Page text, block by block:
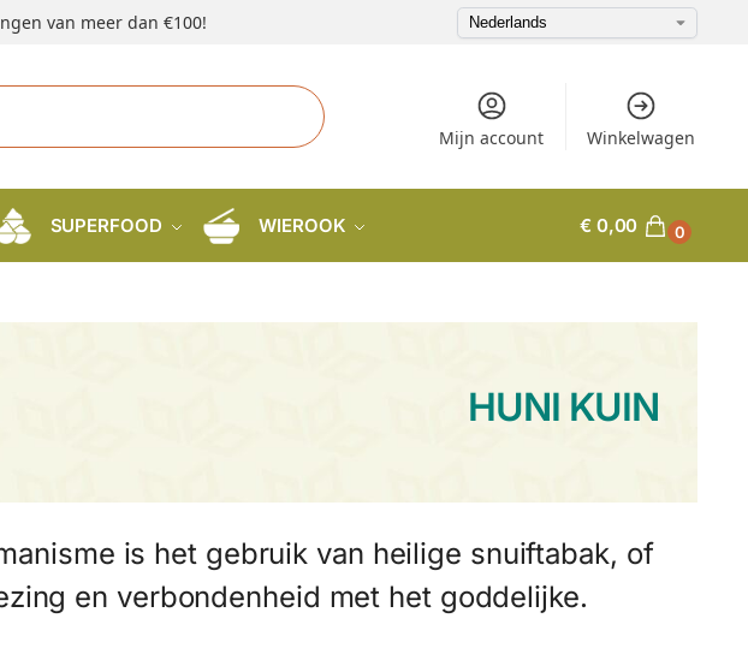
van meer dan €100!
Mijn account Winkelwagen
SUPERFOOD WIEROOK € 0,00 0
HUNI KUIN
is het gebruik van heilige snuiftabak, of
en verbondenheid met het goddelijke.